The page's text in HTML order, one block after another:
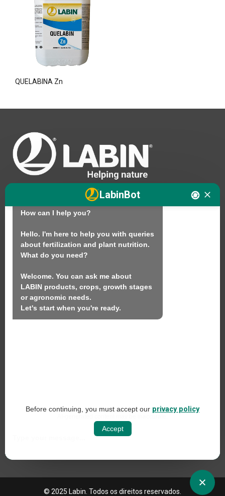
QUELABINA Zn
Nós
Produtos
Contacto
LABIN PRODUCTS S.L.
Política de redes sociais
Política de privacidade da Web
© 2025 Labin. Todos os direitos reservados.
LabinBot
Hello. I am LABINbot, LABIN's
technical assistant for plant nutrition.
How can I help you?
Hello. I'm here to help you with queries
about fertilization and plant nutrition.
What do you need?
Welcome. You can ask me about
LABIN products, crops, growth stages
or agronomic needs.
Let's start when you're ready.
Before continuing, you must accept our privacy policy
Accept